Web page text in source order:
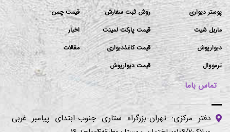
پوستر دیواری
ماربل شیت
دیوارپوش
ترمووال
روش ثبت سفارش
قیمت پارکت لمینت
قیمت کاغذدیواری
قیمت دیوارپوش
قیمت چمن
اخبار
مقالات
تماس باما
دفتر مرکزی: تهران-بزرگراه ستاری جنوب-ابتدای پیامبر غربی